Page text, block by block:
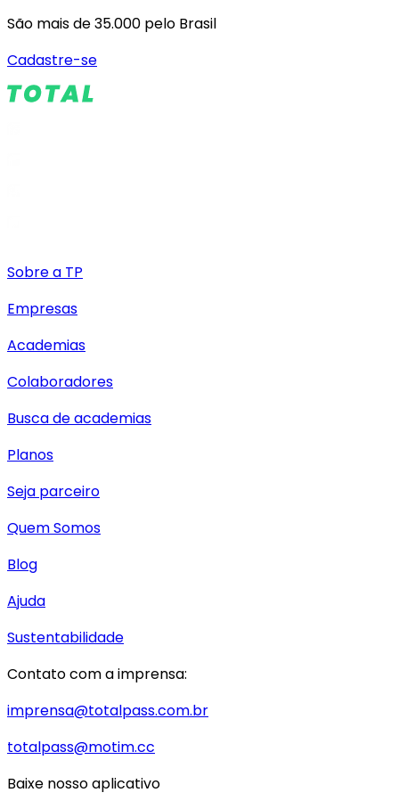
São mais de 35.000 pelo Brasil
Cadastre-se
Sobre a TP
Empresas
Academias
Colaboradores
Busca de academias
Planos
Seja parceiro
Quem Somos
Blog
Ajuda
Sustentabilidade
Contato com a imprensa:
imprensa@totalpass.com.br
totalpass@motim.cc
Baixe nosso aplicativo